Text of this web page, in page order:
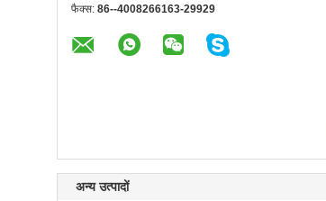
फैक्स: 86--4008266163-29929
अन्य उत्पादों